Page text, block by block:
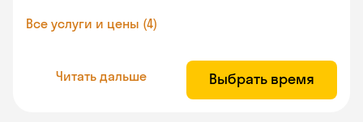
Все услуги и цены (4)
Читать дальше Выбрать время